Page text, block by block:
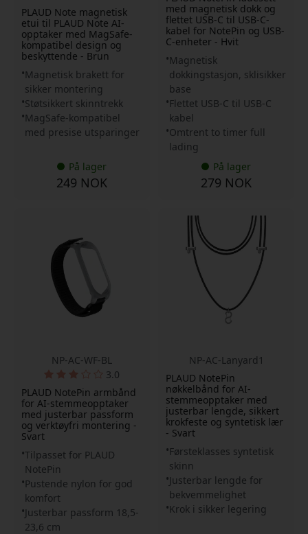
PLAUD Note magnetisk
etui til PLAUD Note AI-
opptaker med MagSafe-
kompatibel design og
beskyttende - Brun
Magnetisk brakett for
sikker montering
Støtsikkert skinntrekk
MagSafe-kompatibel
med presise utsparinger
På lager
249 NOK
med magnetisk dokk og
flettet USB-C til USB-C-
kabel for NotePin og USB-
C-enheter - Hvit
Magnetisk
dokkingstasjon, sklisikker
base
Flettet USB-C til USB-C
kabel
Omtrent to timer full
lading
På lager
279 NOK
NP-AC-WF-BL
3.0
PLAUD NotePin armbånd
for AI-stemmeopptaker
med justerbar passform
og verktøyfri montering -
Svart
Tilpasset for PLAUD
NotePin
Pustende nylon for god
komfort
Justerbar passform 18,5-
23,6 cm
NP-AC-Lanyard1
PLAUD NotePin
nøkkelbånd for AI-
stemmeopptaker med
justerbar lengde, sikkert
krokfeste og syntetisk lær
- Svart
Førsteklasses syntetisk
skinn
Justerbar lengde for
bekvemmelighet
Krok i sikker legering